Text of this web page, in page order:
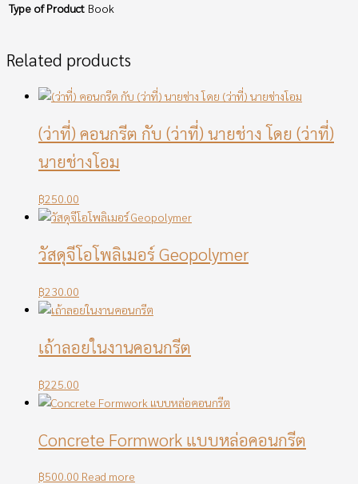
Type of Product Book
Related products
(ว่าที่) คอนกรีต กับ (ว่าที่) นายช่าง โดย (ว่าที่)
นายช่างโอม
฿250.00
วัสดุจีโอโพลิเมอร์ Geopolymer
฿230.00
เถ้าลอยในงานคอนกรีต
฿225.00
Concrete Formwork แบบหล่อคอนกรีต
฿500.00 Read more